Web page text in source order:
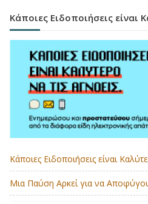
Κάποιες Ειδοποιήσεις είναι
Κάποιες Ειδοποιήσεις είναι
Μια Παύση Αρκεί για να